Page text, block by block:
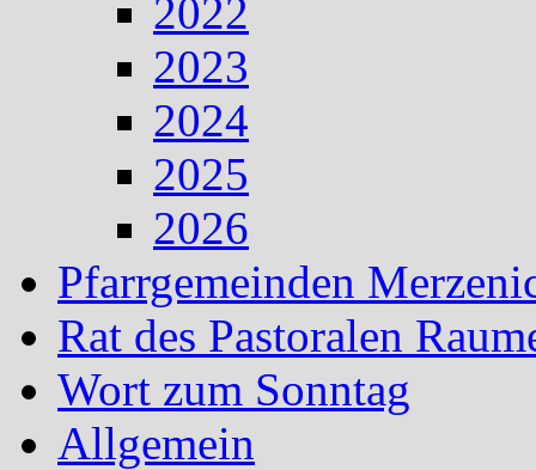
2022
2023
2024
2025
2026
Pfarrgemeinden
Rat des Pastoralen
Wort zum Sonntag
Allgemein